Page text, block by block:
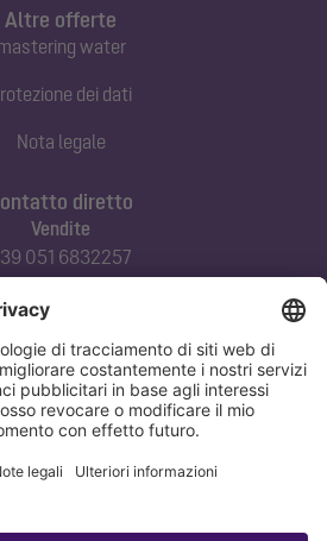
diretto
Vendite
051 6832257
342-8970379
italia.it
Altre offerte
water
dei dati
Nota legale